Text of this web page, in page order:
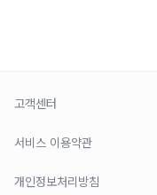
고객센터
서비스 이용약관
개인정보처리방침